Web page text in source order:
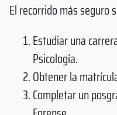
El recorrido más seguro
Estudiar una
Psicología.
Obtener la
Completar un